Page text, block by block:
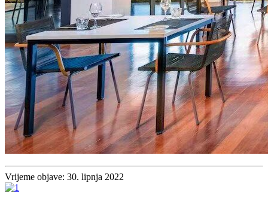
Vrijeme objave: 30. lipnja 2022